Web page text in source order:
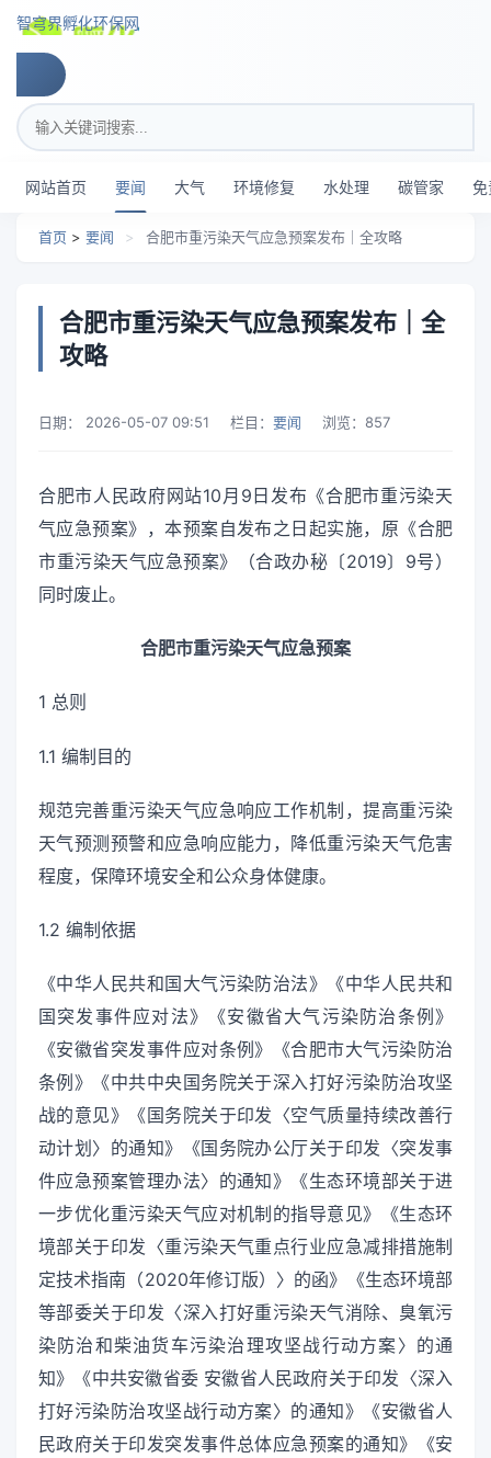
智穹界孵化环保网
搜索关键词
网站首页 要闻 大气 环境修复 水处理 碳管家 免
首页 > 要闻 > 合肥市重污染天气应急预案发布｜全攻略
合肥市重污染天气应急预案发布｜全
攻略
日期： 2026-05-07 09:51 栏目： 要闻 浏览： 857
合肥市人民政府网站10月9日发布《合肥市重污染天
气应急预案》，本预案自发布之日起实施，原《合肥
市重污染天气应急预案》（合政办秘〔2019〕9号）
同时废止。
合肥市重污染天气应急预案
1 总则
1.1 编制目的
规范完善重污染天气应急响应工作机制，提高重污染
天气预测预警和应急响应能力，降低重污染天气危害
程度，保障环境安全和公众身体健康。
1.2 编制依据
《中华人民共和国大气污染防治法》《中华人民共和
国突发事件应对法》《安徽省大气污染防治条例》
《安徽省突发事件应对条例》《合肥市大气污染防治
条例》《中共中央国务院关于深入打好污染防治攻坚
战的意见》《国务院关于印发〈空气质量持续改善行
动计划〉的通知》《国务院办公厅关于印发〈突发事
件应急预案管理办法〉的通知》《生态环境部关于进
一步优化重污染天气应对机制的指导意见》《生态环
境部关于印发〈重污染天气重点行业应急减排措施制
定技术指南（2020年修订版）〉的函》《生态环境部
等部委关于印发〈深入打好重污染天气消除、臭氧污
染防治和柴油货车污染治理攻坚战行动方案〉的通
知》《中共安徽省委 安徽省人民政府关于印发〈深入
打好污染防治攻坚战行动方案〉的通知》《安徽省人
民政府关于印发突发事件总体应急预案的通知》《安